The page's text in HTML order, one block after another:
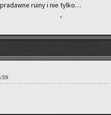
ruiny i nie tylko…